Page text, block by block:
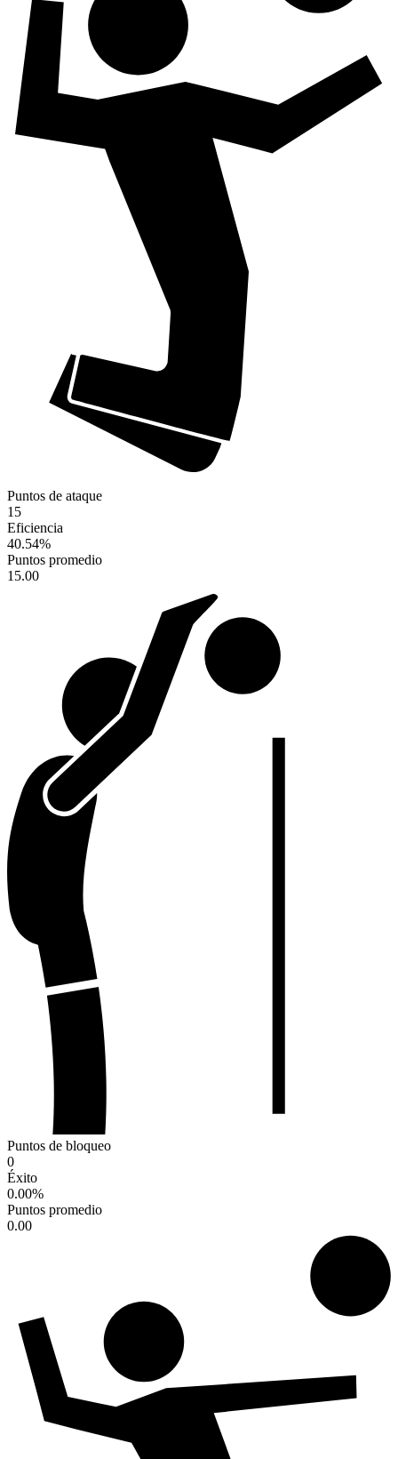
Puntos de ataque
15
Eficiencia
40.54%
Puntos promedio
15.00
Puntos de bloqueo
0
Éxito
0.00%
Puntos promedio
0.00